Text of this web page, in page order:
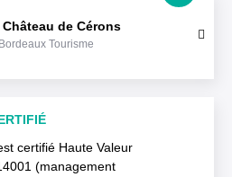
Château de Cérons
Tourisme
certifié Haute Valeur
(management